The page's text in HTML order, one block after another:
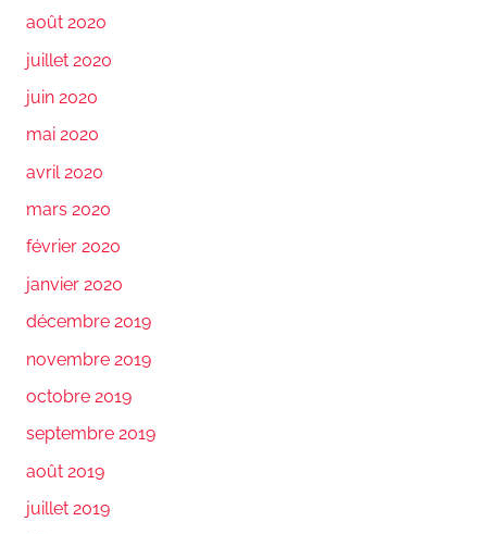
août 2020
juillet 2020
juin 2020
mai 2020
avril 2020
mars 2020
février 2020
janvier 2020
décembre 2019
novembre 2019
octobre 2019
septembre 2019
août 2019
juillet 2019